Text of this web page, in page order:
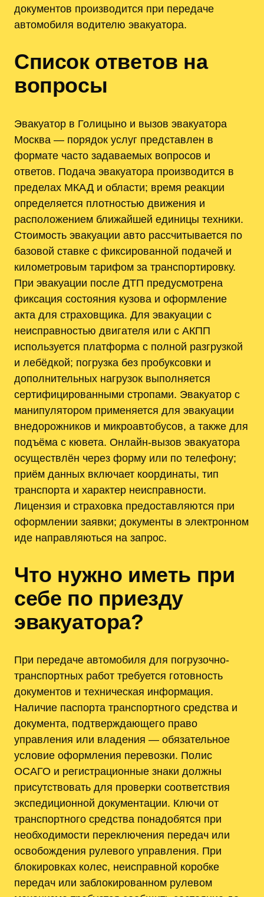
документов производится при передаче
автомобиля водителю эвакуатора.
Список ответов на
вопросы
Эвакуатор в Голицыно и вызов эвакуатора
Москва — порядок услуг представлен в
формате часто задаваемых вопросов и
ответов. Подача эвакуатора производится в
пределах МКАД и области; время реакции
определяется плотностью движения и
расположением ближайшей единицы техники.
Стоимость эвакуации авто рассчитывается по
базовой ставке с фиксированной подачей и
километровым тарифом за транспортировку.
При эвакуации после ДТП предусмотрена
фиксация состояния кузова и оформление
акта для страховщика. Для эвакуации с
неисправностью двигателя или с АКПП
используется платформа с полной разгрузкой
и лебёдкой; погрузка без пробуксовки и
дополнительных нагрузок выполняется
сертифицированными стропами. Эвакуатор с
манипулятором применяется для эвакуации
внедорожников и микроавтобусов, а также для
подъёма с кювета. Онлайн-вызов эвакуатора
осуществлён через форму или по телефону;
приём данных включает координаты, тип
транспорта и характер неисправности.
Лицензия и страховка предоставляются при
оформлении заявки; документы в электронном
иде направляються на запрос.
Что нужно иметь при
себе по приезду
эвакуатора?
При передаче автомобиля для погрузочно-
транспортных работ требуется готовность
документов и техническая информация.
Наличие паспорта транспортного средства и
документа, подтверждающего право
управления или владения — обязательное
условие оформления перевозки. Полис
ОСАГО и регистрационные знаки должны
присутствовать для проверки соответствия
экспедиционной документации. Ключи от
транспортного средства понадобятся при
необходимости переключения передач или
освобождения рулевого управления. При
блокировках колес, неисправной коробке
передач или заблокированном рулевом